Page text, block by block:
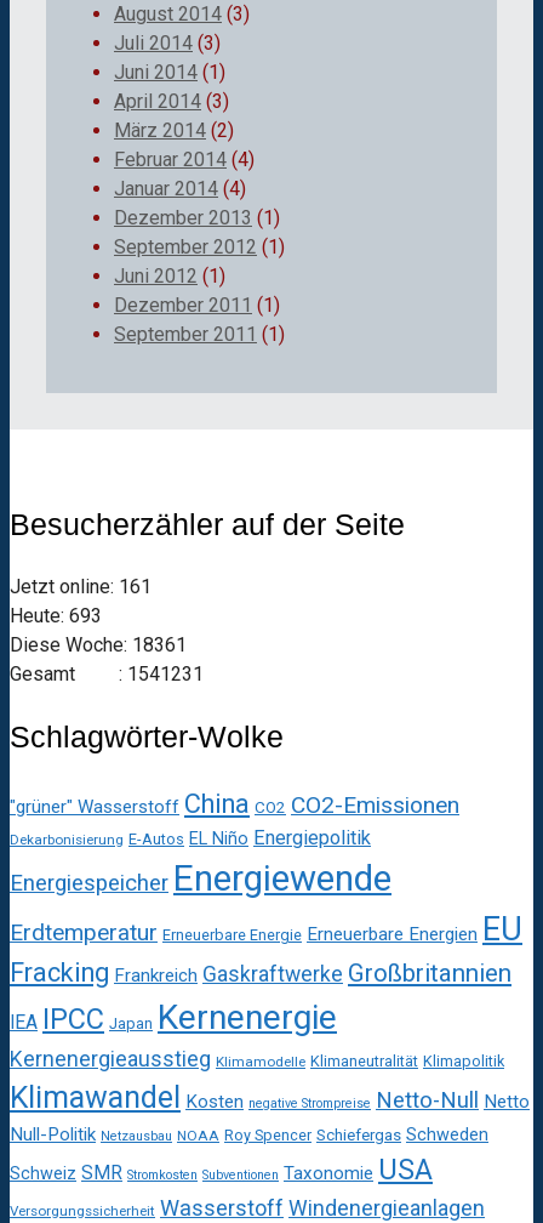
August 2014 (3)
Juli 2014 (3)
Juni 2014 (1)
April 2014 (3)
März 2014 (2)
Februar 2014 (4)
Januar 2014 (4)
Dezember 2013 (1)
September 2012 (1)
Juni 2012 (1)
Dezember 2011 (1)
September 2011 (1)
Besucherzähler auf der Seite
Jetzt online: 161
Heute: 693
Diese Woche: 18361
Gesamt : 1541231
Schlagwörter-Wolke
"grüner" Wasserstoff China CO2 CO2-Emissionen
Dekarbonisierung E-Autos EL Niño Energiepolitik
Energiespeicher Energiewende
Erdtemperatur Erneuerbare Energie Erneuerbare Energien EU
Fracking Frankreich Gaskraftwerke Großbritannien
IEA IPCC Japan Kernenergie
Kernenergieausstieg Klimamodelle Klimaneutralität Klimapolitik
Klimawandel Kosten negative Strompreise Netto-Null Netto
Null-Politik Netzausbau NOAA Roy Spencer Schiefergas Schweden
Schweiz SMR Stromkosten Subventionen Taxonomie USA
Versorgungssicherheit Wasserstoff Windenergieanlagen